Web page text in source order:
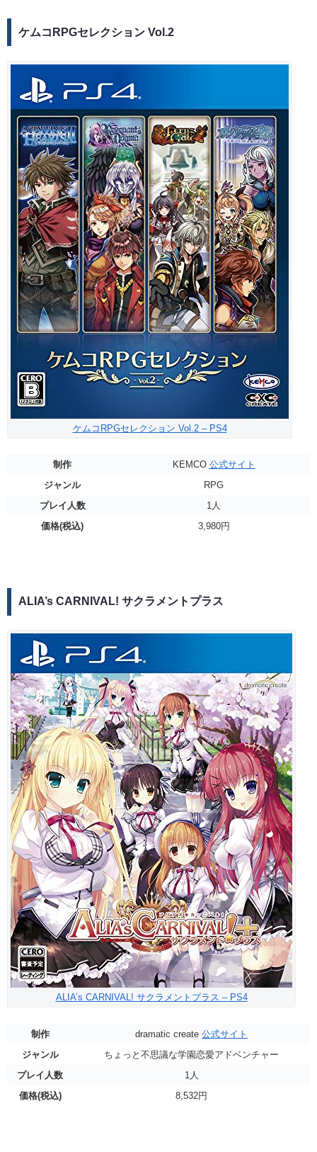
ケムコRPGセレクション Vol.2
ケムコRPGセレクション Vol.2 – PS4
制作 KEMCO 公式サイト
ジャンル
RPG
プレイ人数
1人
価格(税込)
3,980円
ALIA’s CARNIVAL! サクラメントプラス
ALIA’s CARNIVAL! サクラメントプラス – PS4
制作 dramatic create 公式サイト
ジャンル
ちょっと不思議な学園恋愛アドベンチャー
プレイ人数
1人
価格(税込)
8,532円